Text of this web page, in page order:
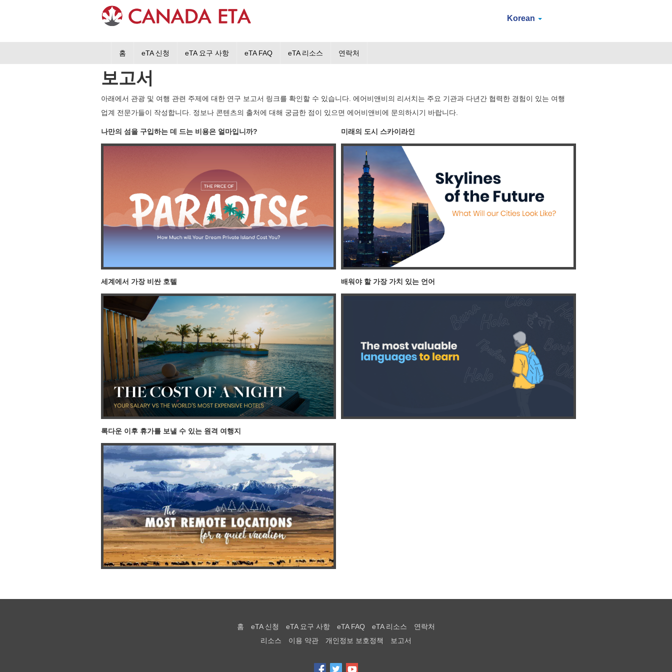
Korean
홈 eTA 신청 eTA 요구 사항 eTA FAQ eTA 리소스 연락처
보고서
아래에서 관광 및 여행 관련 주제에 대한 연구 보고서 링크를 확인할 수 있습니다. 에어비앤비의 리서치는 주요 기관과 다년간 협력한 경험이 있는 여행
업계 전문가들이 작성합니다. 정보나 콘텐츠의 출처에 대해 궁금한 점이 있으면 에어비앤비에 문의하시기 바랍니다.
나만의 섬을 구입하는 데 드는 비용은 얼마입니까? 미래의 도시 스카이라인
세계에서 가장 비싼 호텔 배워야 할 가장 가치 있는 언어
록다운 이후 휴가를 보낼 수 있는 원격 여행지
홈 eTA 신청 eTA 요구 사항 eTA FAQ eTA 리소스
연락처
리소스
이용 약관 개인정보 보호정책 보고서